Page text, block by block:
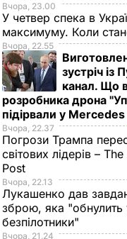
Вчора, 23.00
У четвер спека в
максимуму. Коли
Вчора, 22.55
зустріч із
канал. Що
розробника дрона
підірвали у Mercedes
Вчора, 22.37
Погрози Трампа
світових лідерів –
Post
Вчора, 22.13
Лукашенко дав
зброю, яка "обнулить у
безпілотники"
Вчора, 21.24